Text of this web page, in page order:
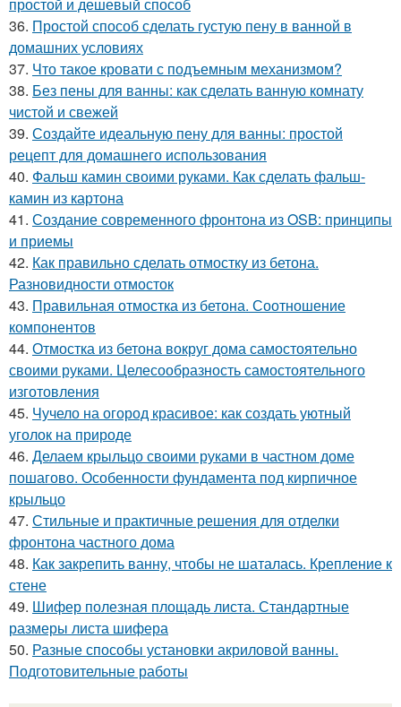
простой и дешевый способ
36. Простой способ сделать густую пену в ванной в
домашних условиях
37. Что такое кровати с подъемным механизмом?
38. Без пены для ванны: как сделать ванную комнату
чистой и свежей
39. Создайте идеальную пену для ванны: простой
рецепт для домашнего использования
40. Фальш камин своими руками. Как сделать фальш-
камин из картона
41. Создание современного фронтона из OSB: принципы
и приемы
42. Как правильно сделать отмостку из бетона.
Разновидности отмосток
43. Правильная отмостка из бетона. Соотношение
компонентов
44. Отмостка из бетона вокруг дома самостоятельно
своими руками. Целесообразность самостоятельного
изготовления
45. Чучело на огород красивое: как создать уютный
уголок на природе
46. Делаем крыльцо своими руками в частном доме
пошагово. Особенности фундамента под кирпичное
крыльцо
47. Стильные и практичные решения для отделки
фронтона частного дома
48. Как закрепить ванну, чтобы не шаталась. Крепление к
стене
49. Шифер полезная площадь листа. Стандартные
размеры листа шифера
50. Разные способы установки акриловой ванны.
Подготовительные работы